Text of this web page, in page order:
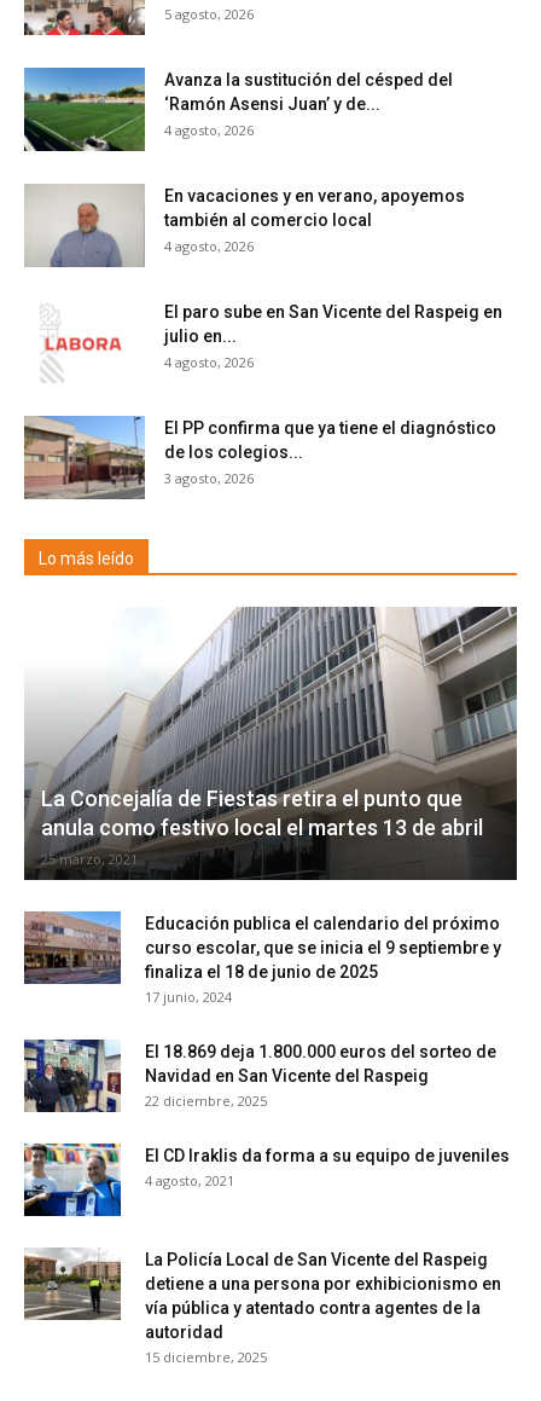
5 agosto, 2026
Avanza la sustitución del césped del
‘Ramón Asensi Juan’ y de...
4 agosto, 2026
En vacaciones y en verano, apoyemos
también al comercio local
4 agosto, 2026
El paro sube en San Vicente del Raspeig en
julio en...
4 agosto, 2026
El PP confirma que ya tiene el diagnóstico
de los colegios...
3 agosto, 2026
Lo más leído
La Concejalía de Fiestas retira el punto que
anula como festivo local el martes 13 de abril
25 marzo, 2021
Educación publica el calendario del próximo
curso escolar, que se inicia el 9 septiembre y
finaliza el 18 de junio de 2025
17 junio, 2024
El 18.869 deja 1.800.000 euros del sorteo de
Navidad en San Vicente del Raspeig
22 diciembre, 2025
El CD Iraklis da forma a su equipo de juveniles
4 agosto, 2021
La Policía Local de San Vicente del Raspeig
detiene a una persona por exhibicionismo en
vía pública y atentado contra agentes de la
autoridad
15 diciembre, 2025